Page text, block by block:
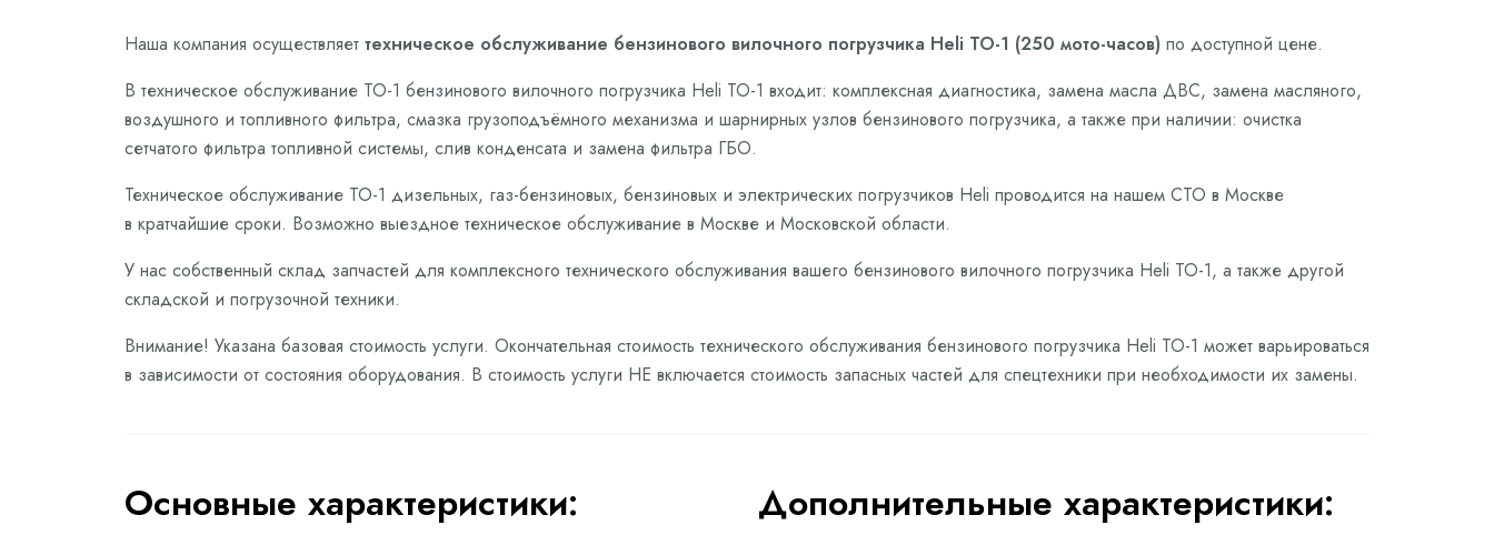
Наша компания осуществляет техническое обслуживание бензинового вилочного погрузчика Heli ТО-1 (250 мото-часов) по доступной цене.
В техническое обслуживание ТО-1 бензинового вилочного погрузчика Heli ТО-1 входит: комплексная диагностика, замена масла ДВС, замена масляного,
воздушного и топливного фильтра, смазка грузоподъёмного механизма и шарнирных узлов бензинового погрузчика, а также при наличии: очистка
сетчатого фильтра топливной системы, слив конденсата и замена фильтра ГБО.
Техническое обслуживание ТО-1 дизельных, газ-бензиновых, бензиновых и электрических погрузчиков Heli проводится на нашем СТО в Москве
в кратчайшие сроки. Возможно выездное техническое обслуживание в Москве и Московской области.
У нас собственный склад запчастей для комплексного технического обслуживания вашего бензинового вилочного погрузчика Heli ТО-1, а также другой
складской и погрузочной техники.
Внимание! Указана базовая стоимость услуги. Окончательная стоимость технического обслуживания бензинового погрузчика Heli ТО-1 может варьироваться
в зависимости от состояния оборудования. В стоимость услуги НЕ включается стоимость запасных частей для спецтехники при необходимости их замены.
Основные характеристики: Дополнительные характеристики: